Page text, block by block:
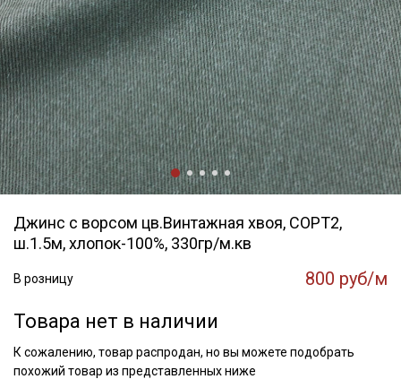
Джинс с ворсом цв.Винтажная хвоя, СОРТ2,
ш.1.5м, хлопок-100%, 330гр/м.кв
В розницу 800 руб/м
Товара нет в наличии
К сожалению, товар распродан, но вы можете подобрать
похожий товар из представленных ниже